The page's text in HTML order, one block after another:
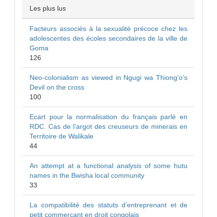
Les plus lus
Facteurs associés à la sexualité précoce chez les
adolescentes des écoles secondaires de la ville de
Goma
126
Neo-colonialism as viewed in Ngugi wa Thiong’o’s
Devil on the cross
100
Ecart pour la normalisation du français parlé en
RDC. Cas de l’argot des creuseurs de minerais en
Territoire de Walikale
44
An attempt at a functional analysis of some hutu
names in the Bwisha local community
33
La compatibilité des statuts d’entreprenant et de
petit commerçant en droit congolais